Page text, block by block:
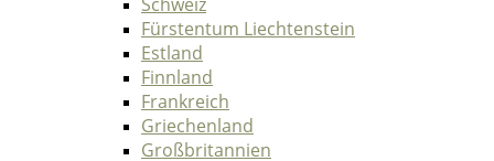
Fürstentum Liechtenstein
Estland
Finnland
Frankreich
Griechenland
Großbritannien